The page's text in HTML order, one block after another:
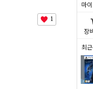
마
장
최
1